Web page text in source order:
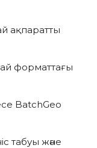
ақпаратты
форматтағы
BatchGeo
табуы және